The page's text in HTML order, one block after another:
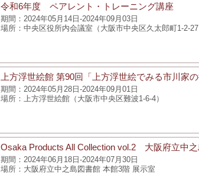
令和6年度 ペアレント・トレーニング講座
2024年05月14日-2024年09月03日
中央区役所内会議室（大阪市中央区久太郎町1-2-27
上方浮世絵館 第90回「上方浮世絵でみる市川家の
2024年05月28日-2024年09月01日
上方浮世絵館（大阪市中央区難波1-6-4）
Osaka Products All Collection vol.2 大阪府立中
2024年06月18日-2024年07月30日
大阪府立中之島図書館 本館3階 展示室